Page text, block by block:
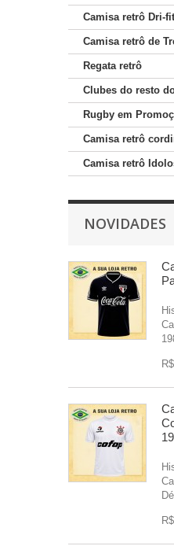
Camisa retrô Dri-fit
Camisa retrô de
Regata retrô
Clubes do resto
Rugby em
Camisa retrô
Camisa retrô
NOVIDADES